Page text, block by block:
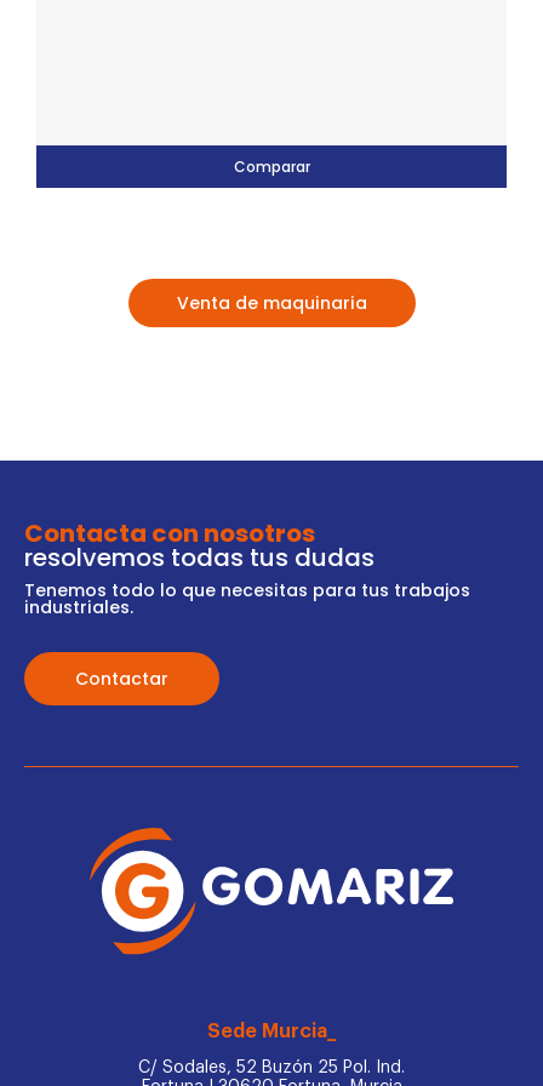
Comparar
Venta de maquinaria
Contacta con nosotros
resolvemos todas tus dudas
Tenemos todo lo que necesitas para tus trabajos
industriales.
Contactar
Sede Murcia_
C/ Sodales, 52 Buzón 25 Pol. Ind.